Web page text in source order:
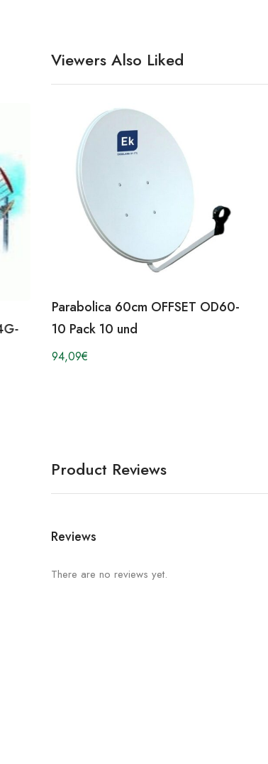
Viewers Also Liked
Parabolica 60cm OFFSET OD60-
10 Pack 10 und
94,09€
Product Reviews
Reviews
There are no reviews yet.